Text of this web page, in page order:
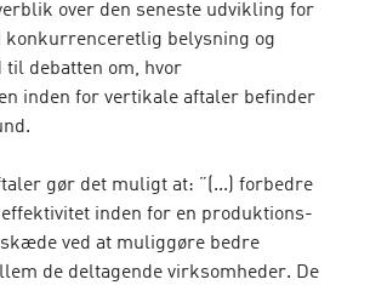
over den seneste udvikling for
belysning og
til debatten om, hvor
inden for vertikale aftaler befinder
gør det muligt at: ”(...) forbedre
inden for en produktions-
ved at muliggøre bedre
de deltagende virksomheder. De